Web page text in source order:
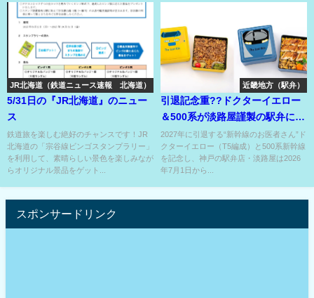
JR北海道（鉄道ニュース速報 北海道）
5/31日の『JR北海道』のニュー
ス
鉄道旅を楽しむ絶好のチャンスです！JR
北海道の「宗谷線ビンゴスタンプラリー」
を利用して、素晴らしい景色を楽しみなが
らオリジナル景品をゲット...
近畿地方（駅弁）
引退記念重??ドクターイエロー
＆500系が淡路屋謹製の駅弁にな
った??
2027年に引退する“新幹線のお医者さん”ド
クターイエロー（T5編成）と500系新幹線
を記念し、神戸の駅弁店・淡路屋は2026
年7月1日から...
スポンサードリンク